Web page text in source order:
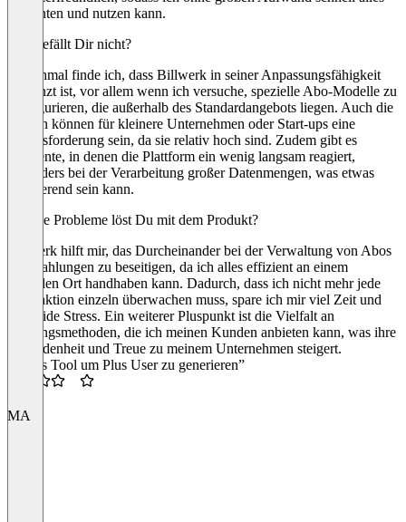
einrichten und nutzen kann.
Was gefällt Dir nicht?
Manchmal finde ich, dass Billwerk in seiner Anpassungsfähigkeit
begrenzt ist, vor allem wenn ich versuche, spezielle Abo-Modelle zu
konfigurieren, die außerhalb des Standardangebots liegen. Auch die
Kosten können für kleinere Unternehmen oder Start-ups eine
Herausforderung sein, da sie relativ hoch sind. Zudem gibt es
Momente, in denen die Plattform ein wenig langsam reagiert,
besonders bei der Verarbeitung großer Datenmengen, was etwas
frustrierend sein kann.
Welche Probleme löst Du mit dem Produkt?
Billwerk hilft mir, das Durcheinander bei der Verwaltung von Abos
und Zahlungen zu beseitigen, da ich alles effizient an einem
zentralen Ort handhaben kann. Dadurch, dass ich nicht mehr jede
Transaktion einzeln überwachen muss, spare ich mir viel Zeit und
vermeide Stress. Ein weiterer Pluspunkt ist die Vielfalt an
Zahlungsmethoden, die ich meinen Kunden anbieten kann, was ihre
Zufriedenheit und Treue zu meinem Unternehmen steigert.
“Gutes Tool um Plus User zu generieren”
MA